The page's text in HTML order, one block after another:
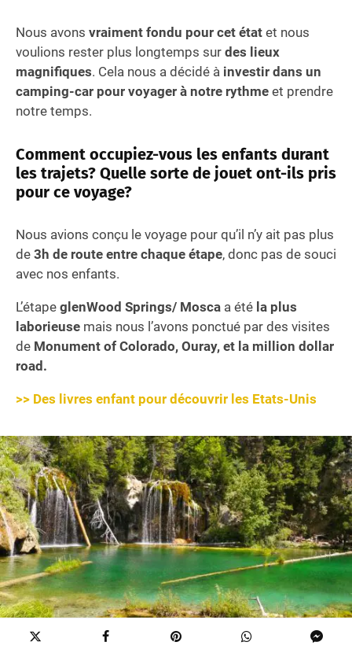
Nous avons vraiment fondu pour cet état et nous
voulions rester plus longtemps sur des lieux
magnifiques. Cela nous a décidé à investir dans un
camping-car pour voyager à notre rythme et prendre
notre temps.
Comment occupiez-vous les enfants durant
les trajets? Quelle sorte de jouet ont-ils pris
pour ce voyage?
Nous avions conçu le voyage pour qu’il n’y ait pas plus
de 3h de route entre chaque étape, donc pas de souci
avec nos enfants.
L’étape glenWood Springs/ Mosca a été la plus
laborieuse mais nous l’avons ponctué par des visites
de Monument of Colorado, Ouray, et la million dollar
road.
>> Des livres enfant pour découvrir les Etats-Unis